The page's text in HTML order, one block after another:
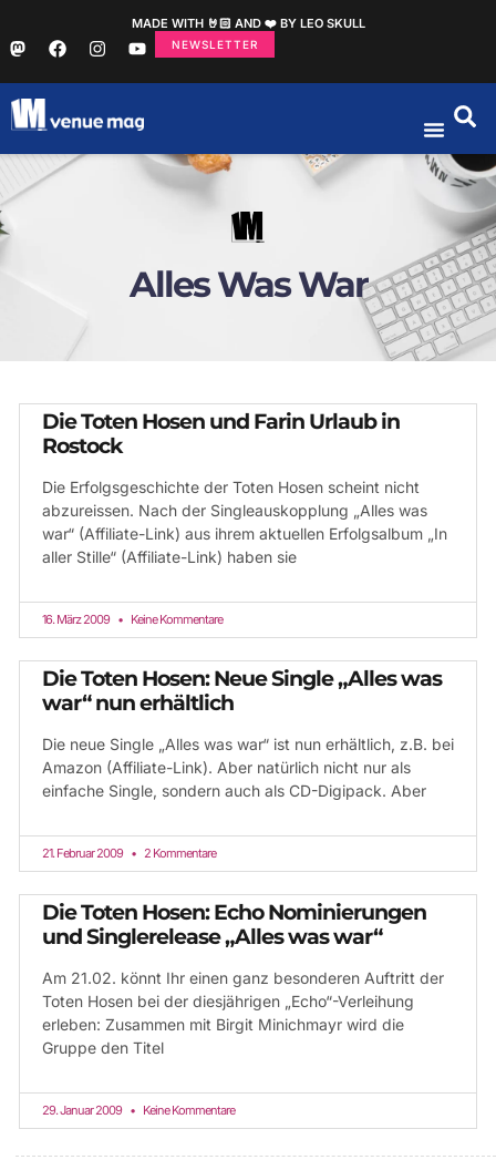
MADE WITH 🤘🏻 AND ❤️ BY LEO SKULL
NEWSLETTER
Alles Was War
Die Toten Hosen und Farin Urlaub in
Rostock
Die Erfolgsgeschichte der Toten Hosen scheint nicht
abzureissen. Nach der Singleauskopplung „Alles was
war“ (Affiliate-Link) aus ihrem aktuellen Erfolgsalbum „In
aller Stille“ (Affiliate-Link) haben sie
16. März 2009 Keine Kommentare
Die Toten Hosen: Neue Single „Alles was
war“ nun erhältlich
Die neue Single „Alles was war“ ist nun erhältlich, z.B. bei
Amazon (Affiliate-Link). Aber natürlich nicht nur als
einfache Single, sondern auch als CD-Digipack. Aber
21. Februar 2009 2 Kommentare
Die Toten Hosen: Echo Nominierungen
und Singlerelease „Alles was war“
Am 21.02. könnt Ihr einen ganz besonderen Auftritt der
Toten Hosen bei der diesjährigen „Echo“-Verleihung
erleben: Zusammen mit Birgit Minichmayr wird die
Gruppe den Titel
29. Januar 2009 Keine Kommentare